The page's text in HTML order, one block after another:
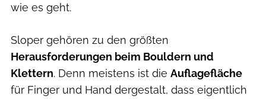
wie es geht.
Sloper gehören zu den größten
Herausforderungen beim Bouldern und
Klettern. Denn meistens ist die Auflagefläche
für Finger und Hand dergestalt, dass eigentlich